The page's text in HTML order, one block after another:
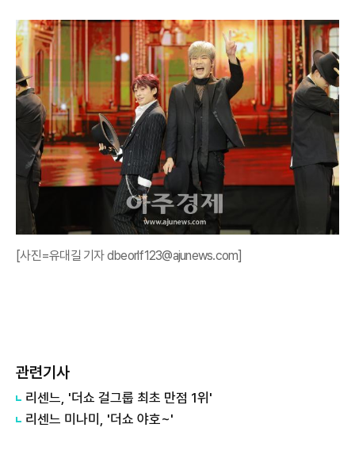
[사진=유대길 기자 dbeorlf123@ajunews.com]
관련기사
리센느, '더쇼 걸그룹 최초 만점 1위'
리센느 미나미, '더쇼 야호~'